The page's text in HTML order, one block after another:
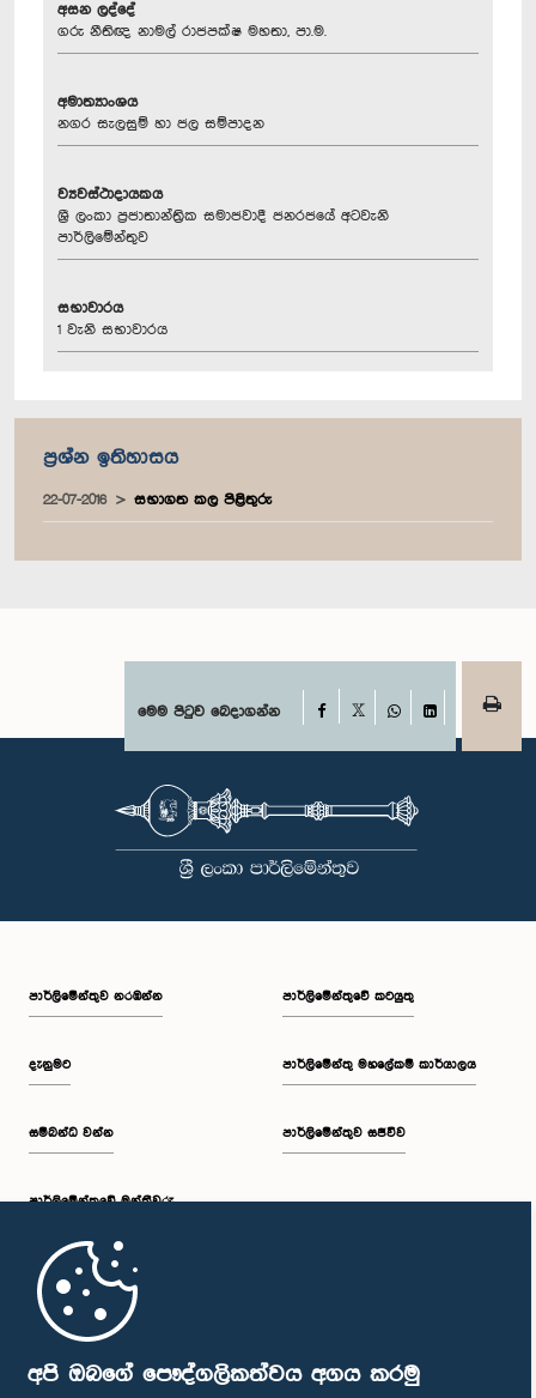
අපි ඔබගේ පෞද්ගලිකත්වය අගය කරමු
අසන ලද්දේ
ගරු නීතිඥ නාමල් රාජපක්ෂ මහතා, පා.ම.
අමාත්‍යාංශය
නගර සැලසුම් හා ජල සම්පාදන
ව්‍යවස්ථාදායකය
ශ්‍රී ලංකා ප්‍රජාතාන්ත්‍රික සමාජවාදී ජනරජයේ අටවැනි
පාර්ලිමේන්තුව
සභාවාරය
1 වැනි සභාවාරය
ප්‍රශ්න ඉතිහාසය
22-07-2016 සභාගත කල පිළිතුරු
මෙම පිටුව බෙදාගන්න Facebook
WhatsAppLinkedIn
පාර්ලි‌මේන්තුව නරඹන්න
දැනුමට
සම්බන්ධ වන්න
පාර්ලි‌මේන්තුවේ මන්ත්‍රීවරු
මුල් පිටුව
පාර්ලිමේන්තුවේ කටයුතු
පාර්ලිමේන්තු මහලේකම් කාර්යාලය
පාර්ලිමේන්තුව සජීවීව
පාර්ලිමේන්තු ජංගම යෙදුම